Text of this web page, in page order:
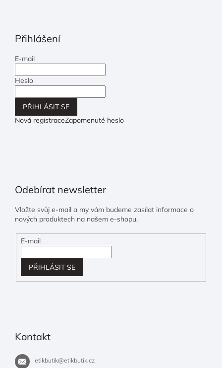
Přihlášení
E-mail
Heslo
PŘIHLÁSIT SE
Nová registraceZapomenuté heslo
Odebírat newsletter
Vložte svůj e-mail a my vám budeme zasílat informace o
nových produktech na našem e-shopu.
E-mail
PŘIHLÁSIT SE
Kontakt
etikbutik@etikbutik.cz